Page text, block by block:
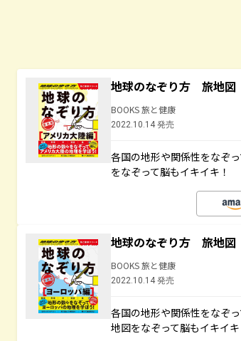
地球のなぞり方 旅地
BOOKS 旅と健康
2022.10.14 発売
各国の地形や関係性をなぞ
をなぞって脳もイキイキ！
地球のなぞり方 旅地
BOOKS 旅と健康
2022.10.14 発売
各国の地形や関係性をなぞ
地図をなぞって脳もイキイキ